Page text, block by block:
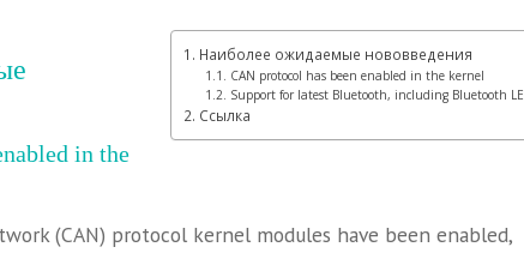
Наиболее ожидаемые нововведения
CAN protocol has been enabled in the kernel
Support for latest Bluetooth, including Bluetooth LE
Ccылка
in the
(CAN) protocol kernel modules have been enabled,